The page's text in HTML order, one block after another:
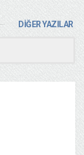
DİĞER YAZILAR